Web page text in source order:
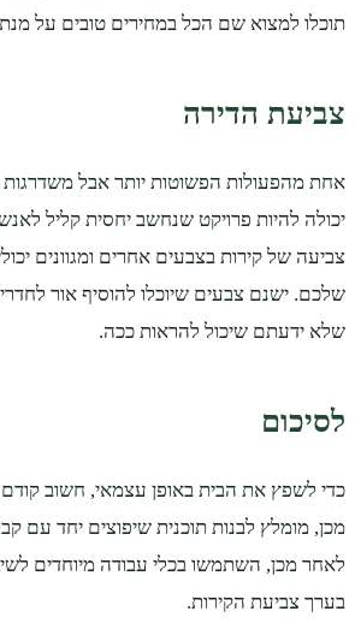
תוכלו למצוא שם הכל במחירים טובים על
צביעת הדירה
אחת מהפעולות הפשוטות יותר אבל
יכולה להיות פרויקט שנחשב יחסית קליל
צביעה של קירות בצבעים אחרים ומגוונים
שלכם. ישנם צבעים שיוכלו להוסיף אור
שלא ידעתם שיכול להראות ככה.
לסיכום
כדי לשפץ את הבית באופן עצמאי, חשוב
מכן, מומלץ לבנות תוכנית שיפוצים יחד
לאחר מכן, השתמשו בכלי עבודה מיוחדים
בערך צביעת הקירות.